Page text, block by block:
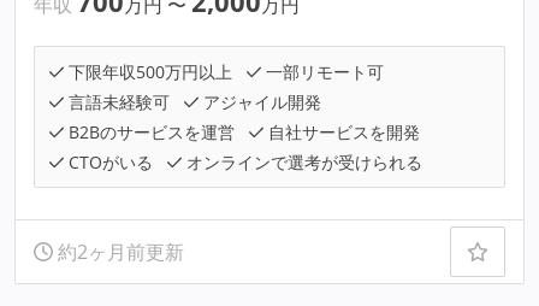
年収
万円 〜 万円
下限年収500万円以上
一部リモート可
言語未経験可
アジャイル開発
B2Bのサービスを運営
自社サービスを開発
CTOがいる
オンラインで選考が受けられる
約2ヶ月前更新